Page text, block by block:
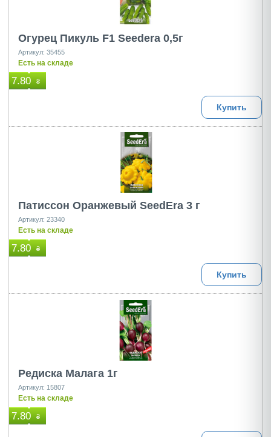
Огурец Пикуль F1 Seedеra 0,5г
Артикул: 35455
Есть на складе
7.80 ₴
Купить
Патиссон Оранжевый SeedEra 3 г
Артикул: 23340
Есть на складе
7.80 ₴
Купить
Редиска Малага 1г
Артикул: 15807
Есть на складе
7.80 ₴